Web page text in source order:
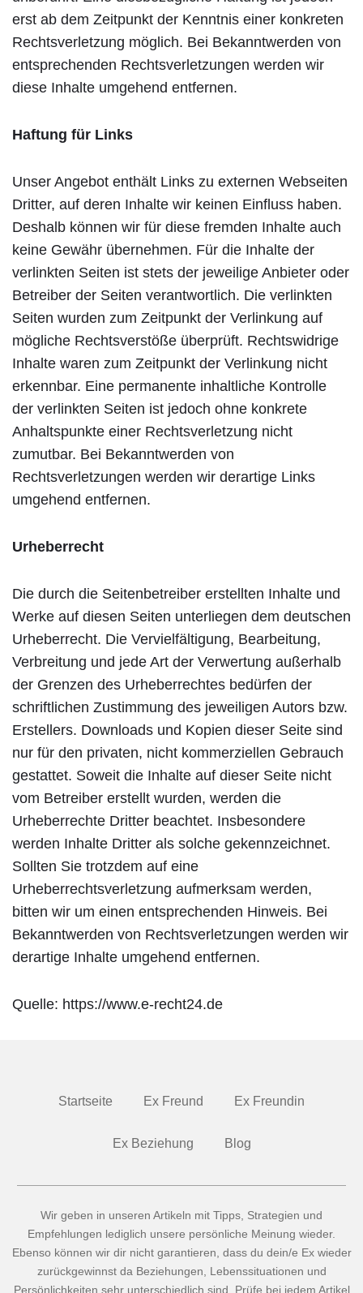
erst ab dem Zeitpunkt der Kenntnis einer konkreten
Rechtsverletzung möglich. Bei Bekanntwerden von
entsprechenden Rechtsverletzungen werden wir
diese Inhalte umgehend entfernen.
Haftung für Links
Unser Angebot enthält Links zu externen Webseiten
Dritter, auf deren Inhalte wir keinen Einfluss haben.
Deshalb können wir für diese fremden Inhalte auch
keine Gewähr übernehmen. Für die Inhalte der
verlinkten Seiten ist stets der jeweilige Anbieter oder
Betreiber der Seiten verantwortlich. Die verlinkten
Seiten wurden zum Zeitpunkt der Verlinkung auf
mögliche Rechtsverstöße überprüft. Rechtswidrige
Inhalte waren zum Zeitpunkt der Verlinkung nicht
erkennbar. Eine permanente inhaltliche Kontrolle
der verlinkten Seiten ist jedoch ohne konkrete
Anhaltspunkte einer Rechtsverletzung nicht
zumutbar. Bei Bekanntwerden von
Rechtsverletzungen werden wir derartige Links
umgehend entfernen.
Urheberrecht
Die durch die Seitenbetreiber erstellten Inhalte und
Werke auf diesen Seiten unterliegen dem deutschen
Urheberrecht. Die Vervielfältigung, Bearbeitung,
Verbreitung und jede Art der Verwertung außerhalb
der Grenzen des Urheberrechtes bedürfen der
schriftlichen Zustimmung des jeweiligen Autors bzw.
Erstellers. Downloads und Kopien dieser Seite sind
nur für den privaten, nicht kommerziellen Gebrauch
gestattet. Soweit die Inhalte auf dieser Seite nicht
vom Betreiber erstellt wurden, werden die
Urheberrechte Dritter beachtet. Insbesondere
werden Inhalte Dritter als solche gekennzeichnet.
Sollten Sie trotzdem auf eine
Urheberrechtsverletzung aufmerksam werden,
bitten wir um einen entsprechenden Hinweis. Bei
Bekanntwerden von Rechtsverletzungen werden wir
derartige Inhalte umgehend entfernen.
Quelle: https://www.e-recht24.de
Startseite Ex Freund Ex Freundin
Ex Beziehung Blog
Wir geben in unseren Artikeln mit Tipps, Strategien und
Empfehlungen lediglich unsere persönliche Meinung wieder.
Ebenso können wir dir nicht garantieren, dass du dein/e Ex wieder
zurückgewinnst da Beziehungen, Lebenssituationen und
Persönlichkeiten sehr unterschiedlich sind. Prüfe bei jedem Artikel